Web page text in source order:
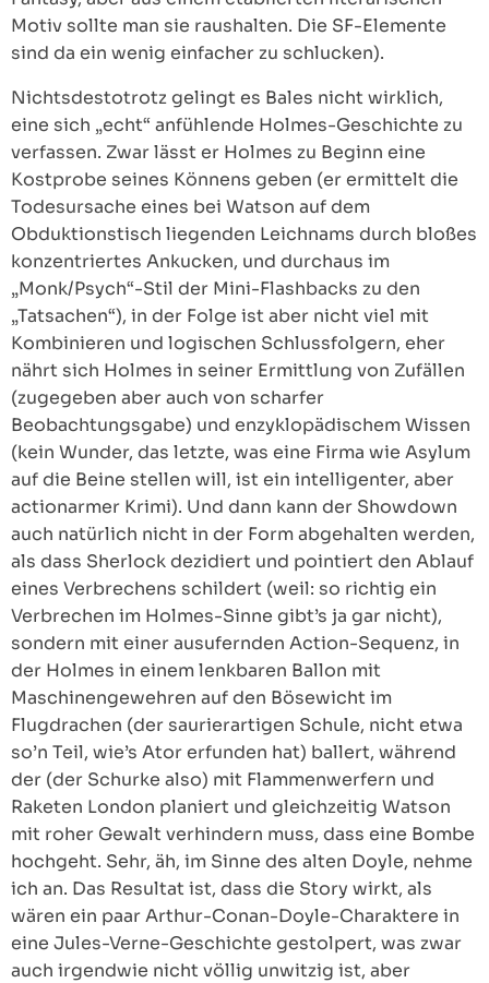
Motiv sollte man sie raushalten. Die SF-Elemente
sind da ein wenig einfacher zu schlucken).
Nichtsdestotrotz gelingt es Bales nicht wirklich,
eine sich „echt“ anfühlende Holmes-Geschichte zu
verfassen. Zwar lässt er Holmes zu Beginn eine
Kostprobe seines Könnens geben (er ermittelt die
Todesursache eines bei Watson auf dem
Obduktionstisch liegenden Leichnams durch bloßes
konzentriertes Ankucken, und durchaus im
„Monk/Psych“-Stil der Mini-Flashbacks zu den
„Tatsachen“), in der Folge ist aber nicht viel mit
Kombinieren und logischen Schlussfolgern, eher
nährt sich Holmes in seiner Ermittlung von Zufällen
(zugegeben aber auch von scharfer
Beobachtungsgabe) und enzyklopädischem Wissen
(kein Wunder, das letzte, was eine Firma wie Asylum
auf die Beine stellen will, ist ein intelligenter, aber
actionarmer Krimi). Und dann kann der Showdown
auch natürlich nicht in der Form abgehalten werden,
als dass Sherlock dezidiert und pointiert den Ablauf
eines Verbrechens schildert (weil: so richtig ein
Verbrechen im Holmes-Sinne gibt’s ja gar nicht),
sondern mit einer ausufernden Action-Sequenz, in
der Holmes in einem lenkbaren Ballon mit
Maschinengewehren auf den Bösewicht im
Flugdrachen (der saurierartigen Schule, nicht etwa
so’n Teil, wie’s Ator erfunden hat) ballert, während
der (der Schurke also) mit Flammenwerfern und
Raketen London planiert und gleichzeitig Watson
mit roher Gewalt verhindern muss, dass eine Bombe
hochgeht. Sehr, äh, im Sinne des alten Doyle, nehme
ich an. Das Resultat ist, dass die Story wirkt, als
wären ein paar Arthur-Conan-Doyle-Charaktere in
eine Jules-Verne-Geschichte gestolpert, was zwar
auch irgendwie nicht völlig unwitzig ist, aber